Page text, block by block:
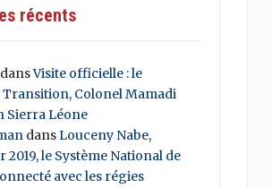
récents
Visite officielle : le
Transition, Colonel Mamadi
Sierra Léone
dansLouceny Nabe,
2019, le Système National de
avec les régies